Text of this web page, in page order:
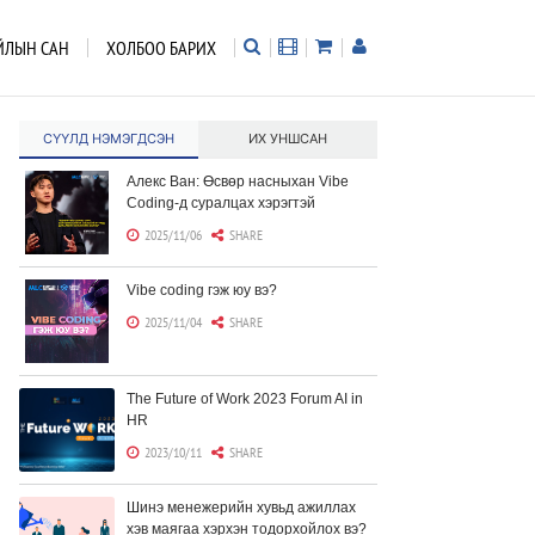
САН ХОЛБОО БАРИХ
СҮҮЛД НЭМЭГДСЭН ИХ УНШСАН
Алекс Ван: Өсвөр насныхан Vibe
Coding-д суралцах хэрэгтэй
2025/11/06 SHARE
Vibe coding гэж юу вэ?
2025/11/04 SHARE
The Future of Work 2023 Forum AI in
HR
2023/10/11 SHARE
Шинэ менежерийн хувьд ажиллах
хэв маягаа хэрхэн тодорхойлох вэ?